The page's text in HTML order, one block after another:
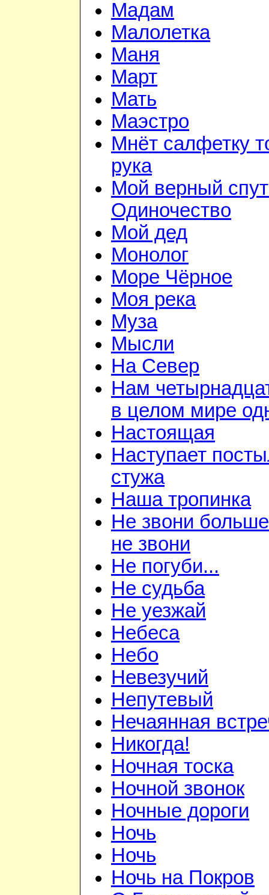
Мадам
Малолетка
Маня
Март
Мать
Маэстро
Мнёт салфетку
рука
Мой верный
Одиночество
Мой дед
Монолог
Море Чёрное
Моя река
Муза
Мысли
На Север
Нам
в целом мире
Настоящая
Наступает
стужа
Наша тропинка
Не звони
не звони
Не погуби...
Не судьба
Не уезжай
Небеса
Небо
Невезучий
Непутевый
Нечаянная
Никогда!
Ночная тоска
Ночной звонок
Ночные дороги
Ночь
Ночь
Ночь на Покров